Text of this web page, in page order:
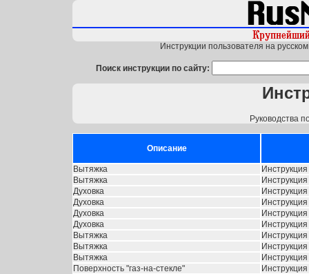
Инструкции пользователя на
Поиск инструкции по сайту:
Руководства
Описание
Вытяжка
Вытяжка
Духовка
Духовка
Духовка
Духовка
Вытяжка
Вытяжка
Вытяжка
Поверхность "газ-на-стекле"